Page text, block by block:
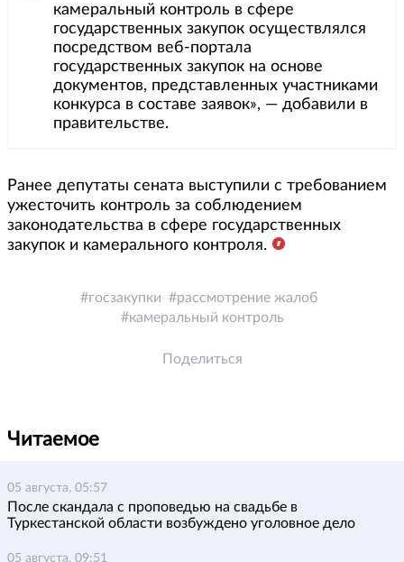
камеральный контроль в сфере
государственных закупок осуществлялся
посредством веб-портала
государственных закупок на основе
документов, представленных участниками
конкурса в составе заявок», — добавили в
правительстве.
Ранее депутаты сената выступили с требованием
ужесточить контроль за соблюдением
законодательства в сфере государственных
закупок и камерального контроля.
госзакупки
рассмотрение жалоб
камеральный контроль
Поделиться
Читаемое
05 августа, 05:57
После скандала с проповедью на свадьбе в
Туркестанской области возбуждено уголовное дело
05 августа, 09:51